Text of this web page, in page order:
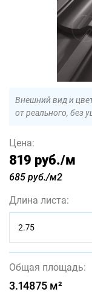
Внешний вид и
от реального, без
Цена:
819 руб./м
685 руб./м2
Длина листа:
2.75
Общая площадь:
3.14875 м²